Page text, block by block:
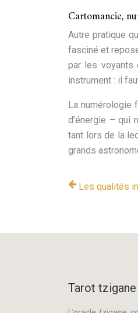
Cartomancie,
Autre pratique
fasciné et
par les voyants
instrument : il
La
d’énergie – qui
tant lors de la
grands
Les qualités
Tarot tzigane